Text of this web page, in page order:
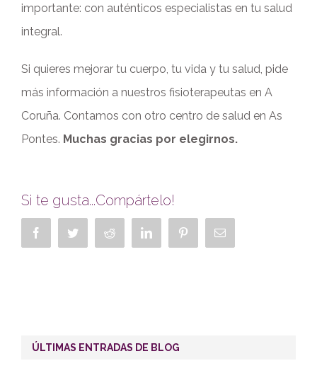
importante: con auténticos especialistas en tu salud
integral.
Si quieres mejorar tu cuerpo, tu vida y tu salud, pide
más información a nuestros fisioterapeutas en A
Coruña. Contamos con otro centro de salud en As
Pontes. Muchas gracias por elegirnos.
Si te gusta...Compártelo!
Facebook Twitter Reddit LinkedIn PinterestCorreo
ÚLTIMAS ENTRADAS DE BLOG